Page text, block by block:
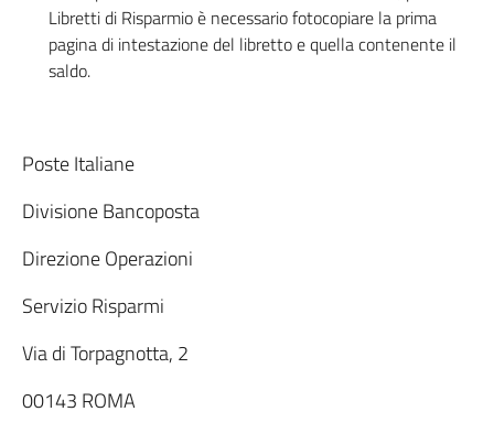
Libretti di Risparmio è necessario fotocopiare la prima
pagina di intestazione del libretto e quella contenente il
saldo.
Poste Italiane
Divisione Bancoposta
Direzione Operazioni
Servizio Risparmi
Via di Torpagnotta, 2
00143 ROMA